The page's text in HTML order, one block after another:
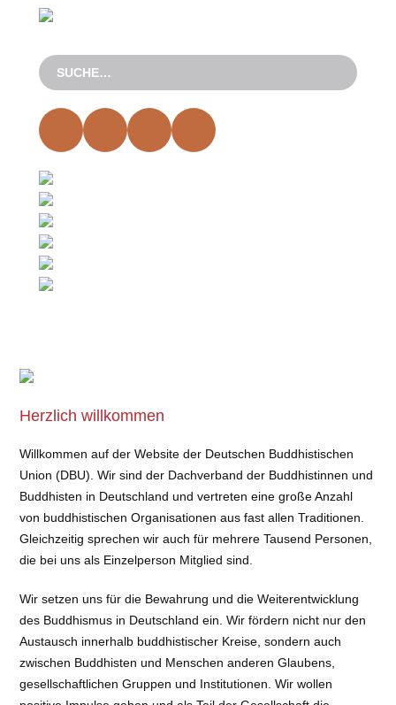
Herzlich willkommen
Willkommen auf der Website der Deutschen Buddhistischen
Union (DBU). Wir sind der Dachverband der Buddhistinnen und
Buddhisten in Deutschland und vertreten eine große Anzahl
von buddhistischen Organisationen aus fast allen Traditionen.
Gleichzeitig sprechen wir auch für mehrere Tausend Personen,
die bei uns als Einzelperson Mitglied sind.
Wir setzen uns für die Bewahrung und die Weiterentwicklung
des Buddhismus in Deutschland ein. Wir fördern nicht nur den
Austausch innerhalb buddhistischer Kreise, sondern auch
zwischen Buddhisten und Menschen anderen Glaubens,
gesellschaftlichen Gruppen und Institutionen. Wir wollen